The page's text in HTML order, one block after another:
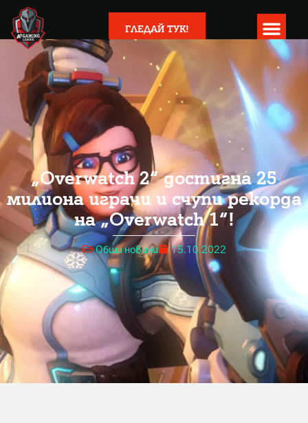
ГЛЕДАЙ ТУК!
„Overwatch 2“ достигна 25
милиона играчи и счупи рекорда
на „Overwatch 1“!
Общи новини 15.10.2022